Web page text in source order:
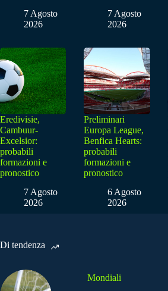
7 Agosto
2026
7 Agosto
2026
Eredivisie,
Cambuur-
Excelsior:
probabili
formazioni e
pronostico
7 Agosto
2026
Preliminari
Europa League,
Benfica Hearts:
probabili
formazioni e
pronostico
6 Agosto
2026
Di tendenza
Mondiali